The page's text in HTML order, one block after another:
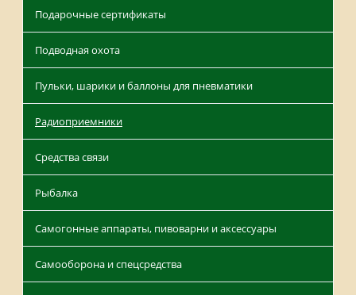
Подарочные сертификаты
Подводная охота
Пульки, шарики и баллоны для пневматики
Радиоприемники
Средства связи
Рыбалка
Самогонные аппараты, пивоварни и аксессуары
Самооборона и спецсредства